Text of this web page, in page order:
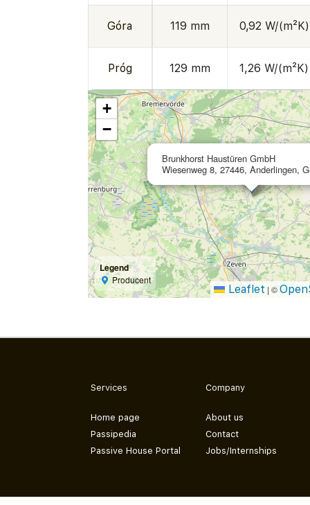
Góra 119 mm 0,92 W/(m²K)
Próg 129 mm 1,26 W/(m²K)
Brunkhorst Haustüren GmbH
Wiesenweg 8, 27446, Anderlingen,
+
−
Legend
Producent
Leaflet | ©
Services
Home page
Passipedia
Passive House Portal
Company
About us
Contact
Jobs/Internships